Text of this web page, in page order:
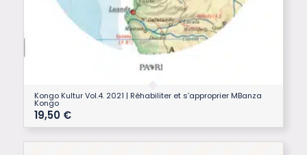
Kongo Kultur Vol.4. 2021 | Réhabiliter et s’approprier MBanza
Kongo
19,50 €